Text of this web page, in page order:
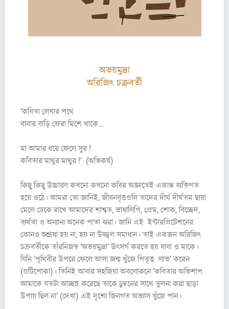
অভয়মুদ্রা
অরিজিৎ চক্রবর্তী
‘কবিতা লেখার পথে
বাবার বাড়ি ফেরা মিশে থাকে…
মা আমার ধরে ফেলে সুর !
কবিতার মাথুর মাথুর !’ (অভিকর্ষ)
কিছু কিছু উচ্চারণ কখনো কখনো কবির অজ্ঞাতেই একান্ত ব্যক্তিগত
হয়ে ওঠে। আমরা তো জানিই, জীবনবৃত্তগুলি তাদের দীর্ঘ দীর্ঘতম ছায়া
মেলে ঢেকে রাখে আমাদের শাশ্বত, ভাষালিপি, প্রেম, শোক, বিচ্ছেদ,
ব্যর্থতা ও অন্যান্য অনেক পাতা ঝরা। জানি এই ইন্টারপ্রিটেশনের
কোনও শুশ্রূষা হয় না, হয় না উজ্জ্বল সমাধান। তাই একজন অরিজিৎ
চক্রবর্তীকে তাঁরনিজস্ব ‘অভয়মুদ্রা’ উৎসর্গ করতে হয় বাবা ও মাকে।
যিনি ‘পৃথিবীর উপরে ফেলে আসা জন্ম খুঁজে পিতৃত্ব লাভ’ করেন
(গুটিপোকা)। তিনিই আবার সহজিয়া অবলোকনে ‘কবিতার অভিশাপ
আমাকে যতটা আচ্ছন্ন করেছে তাকে চুম্বনের সাথে তুলনা করা ছাড়া
উপায় ছিল না’ (দেখা) এই দৃশ্যে জিনগত অভ্যাস খুঁজে পান।